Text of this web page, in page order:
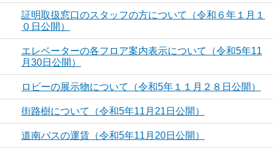
証明取扱窓口のスタッフの方について（令和６年１月１
０日公開）
エレベーターの各フロア案内表示について（令和5年11
月30日公開）
ロビーの展示物について（令和5年１１月２８日公開）
街路樹について（令和5年11月21日公開）
道南バスの運賃（令和5年11月20日公開）